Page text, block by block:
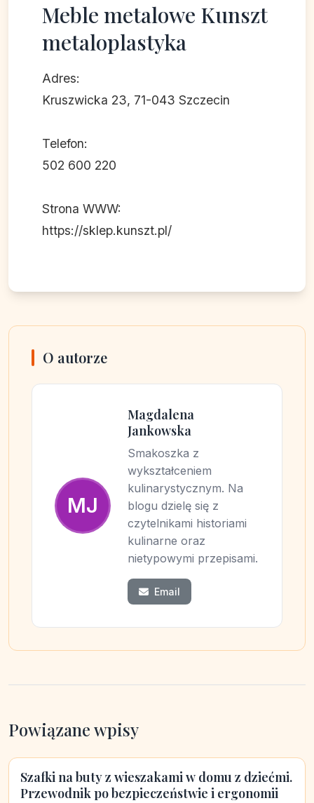
Meble metalowe Kunszt
metaloplastyka
Adres:
Kruszwicka 23, 71-043 Szczecin
Telefon:
502 600 220
Strona WWW:
https://sklep.kunszt.pl/
O autorze
MJ
Magdalena
Jankowska
Smakoszka z
wykształceniem
kulinarystycznym. Na
blogu dzielę się z
czytelnikami historiami
kulinarne oraz
nietypowymi przepisami.
Email
Powiązane wpisy
Szafki na buty z wieszakami w domu z dziećmi.
Przewodnik po bezpieczeństwie i ergonomii